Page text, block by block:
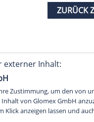
ZURÜCK
externer Inhalt:
Zustimmung, um den von
von Glomex GmbH
Klick anzeigen lassen und